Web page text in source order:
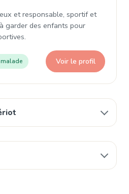
et responsable, sportif et
garder des enfants pour
Voir le profil